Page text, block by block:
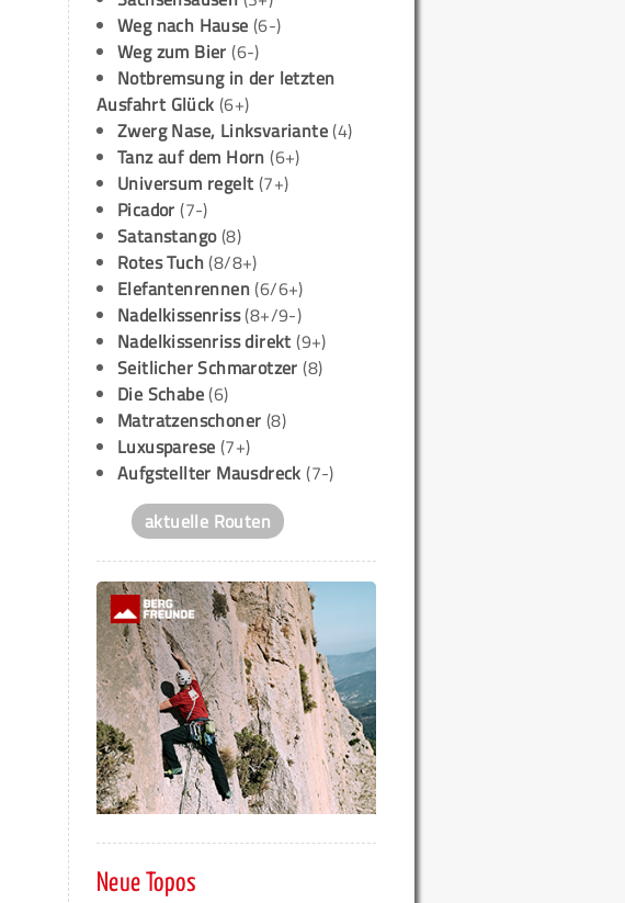
Weg nach Hause (6-)
Weg zum Bier (6-)
Notbremsung in der letzten
Ausfahrt Glück (6+)
Zwerg Nase, Linksvariante(4)
Tanz auf dem Horn (6+)
Universum regelt (7+)
Picador (7-)
Satanstango(8)
Rotes Tuch(8/8+)
Elefantenrennen(6/6+)
Nadelkissenriss(8+/9-)
Nadelkissenriss direkt (9+)
Seitlicher Schmarotzer (8)
Die Schabe(6)
Matratzenschoner (8)
Luxusparese (7+)
Aufgstellter Mausdreck (7-)
aktuelle Routen
Neue Topos